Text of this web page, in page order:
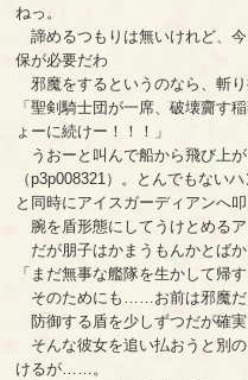
ねっ。
諦めるつもりは無いけれど、
保が必要だわ
邪魔をするというのなら、斬り
「聖剣騎士団が一席、破壊齎
ょーに続けー！！！」
うおーと叫んで船から飛び上
（p3p008321）。とんでもない
と同時にアイスガーディアンへ叩
腕を盾形態にしてうけとめるア
だが朋子はかまうもんかとばか
「まだ無事な艦隊を生かして帰
そのためにも……お前は邪魔だ
防御する盾を少しずつだが確実
そんな彼女を追い払おうと別
けるが……。